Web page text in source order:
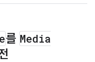
를 Media